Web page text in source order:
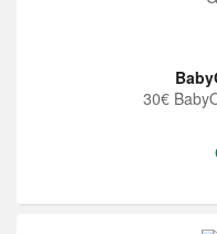
30€